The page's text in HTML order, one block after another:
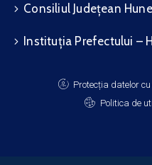
Consiliul Județean
Instituția Prefectului –
Protecția datelor
Politica de